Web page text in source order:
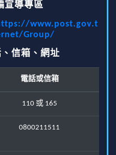
宣導專區
www.post.gov.t
Group/
信箱、網址
電話或信箱
110 或 165
0800211511